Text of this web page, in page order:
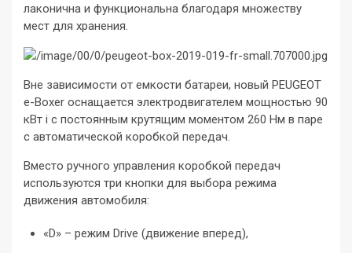
лаконична и функциональна благодаря множеству
мест для хранения.
Вне зависимости от емкости батареи, новый PEUGEOT
e-Boxer оснащается электродвигателем мощностью 90
кВт i с постоянным крутящим моментом 260 Нм в паре
с автоматической коробкой передач.
Вместо ручного управления коробкой передач
используются три кнопки для выбора режима
движения автомобиля:
«D» – режим Drive (движение вперед),